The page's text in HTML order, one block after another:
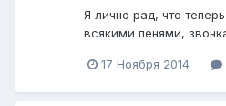
Я лично рад, что
всякими пенями,
17 Ноября 2014